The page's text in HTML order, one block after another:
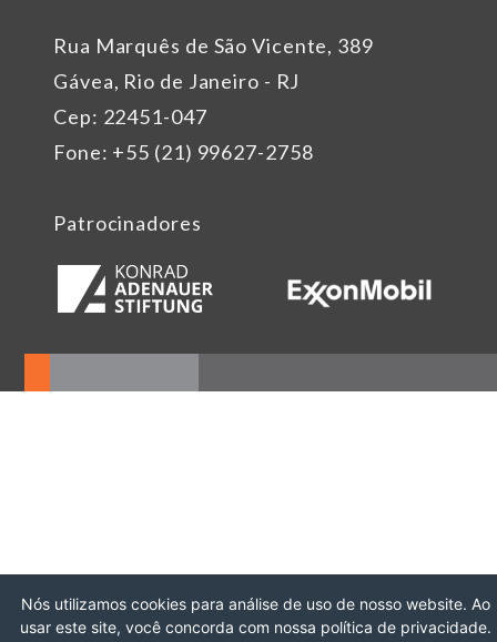
Rua Marquês de São Vicente, 389
Gávea, Rio de Janeiro - RJ
Cep: 22451-047
Fone: +55 (21) 99627-2758
Patrocinadores
Nós utilizamos cookies para análise de uso de nosso website. Ao
usar este site, você concorda com nossa política de privacidade.